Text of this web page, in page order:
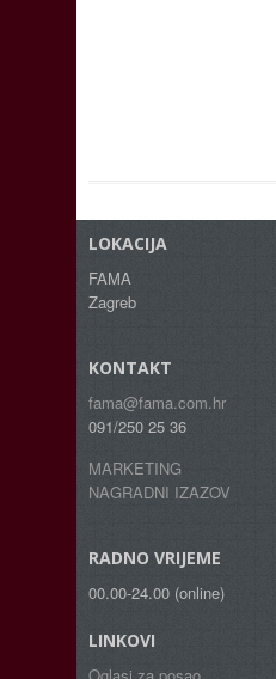
LOKACIJA
FAMA
Zagreb
KONTAKT
fama@fama.com.hr
091/250 25 36
MARKETING
NAGRADNI IZAZOV
RADNO VRIJEME
00.00-24.00 (online)
LINKOVI